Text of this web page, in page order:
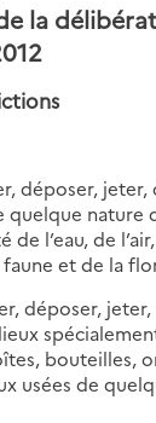
la
déposer,
nature
de l’eau, de
et de la
déposer,
bouteilles,
usées de